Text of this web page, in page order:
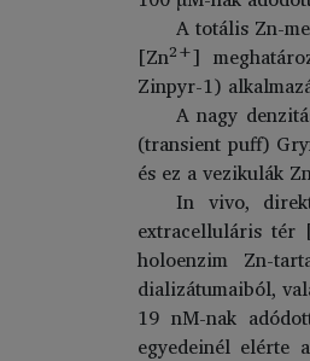
A totális Zn-
[Zn2+]
Zinpyr-1)
A nagy
(transient puff)
és ez a vezikulák
In vivo,
extracelluláris tér
holoenzim Zn-
dializátumaiból,
19 nM-nak
egyedeinél elérte